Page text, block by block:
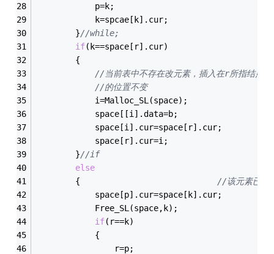
			p=k;
			k=spcae[k].cur;
		}
//while;
if(k==space[r].cur)
		{
//当前表中不存在改元素，插入在r所指结点
//的位置不变
			i=Malloc_SL(space);
			space[[i].data=b;
			space[i].cur=space[r].cur;
			space[r].cur=i;
		}
//if
else
		{
//该元素已在
			space[p].cur=space[k].cur;
			Free_SL(space,k);
if(r==k)
			{
				r=p;